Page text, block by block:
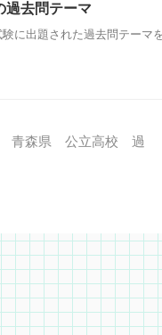
過去問テーマ
に出題された過去問テーマ
青森県 公立高校 過